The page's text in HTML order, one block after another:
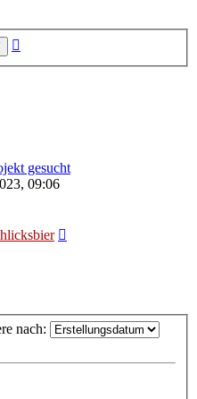
Suche
gesucht
09:06
nach: